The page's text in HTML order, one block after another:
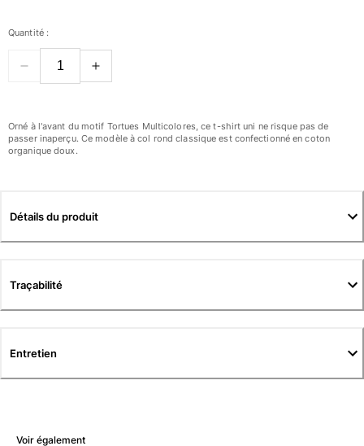
Hauts
Bas
Tous les articles
Prêt-à-porter
Chemises
Tous les articles
Quantité :
Orné à l'avant du motif Tortues Multicolores, ce t-shirt uni ne risque pas de
passer inaperçu. Ce modèle à col rond classique est confectionné en coton
organique doux.
Détails du produit
Traçabilité
Entretien
Voir également